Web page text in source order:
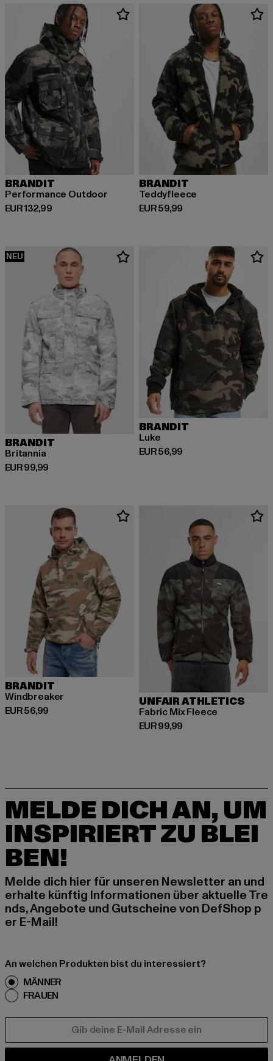
BRANDIT
Performance Outdoor
EUR 132,99
Derzeitiger Preis: EUR 132,99
BRANDIT
Teddyfleece
EUR 59,99
Derzeitiger Preis: EUR 59,99
NEU
BRANDIT
Britannia
EUR 99,99
Derzeitiger Preis: EUR 99,99
BRANDIT
Luke
EUR 56,99
Derzeitiger Preis: EUR 56,99
BRANDIT
Windbreaker
EUR 56,99
Derzeitiger Preis: EUR 56,99
UNFAIR ATHLETICS
Fabric Mix Fleece
EUR 99,99
Derzeitiger Preis: EUR 99,99
MELDE DICH AN, UM
INSPIRIERT ZU BLEI
BEN!
Melde dich hier für unseren Newsletter an und
erhalte künftig Informationen über aktuelle Tre
nds, Angebote und Gutscheine von DefShop p
er E-Mail!
An welchen Produkten bist du interessiert?
MÄNNER
FRAUEN